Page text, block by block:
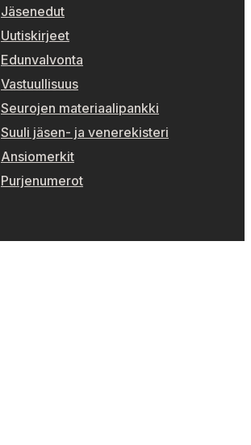
Jäsenedut
Uutiskirjeet
Edunvalvonta
Vastuullisuus
Seurojen materiaalipankki
Suuli jäsen- ja venerekisteri
Ansiomerkit
Purjenumerot